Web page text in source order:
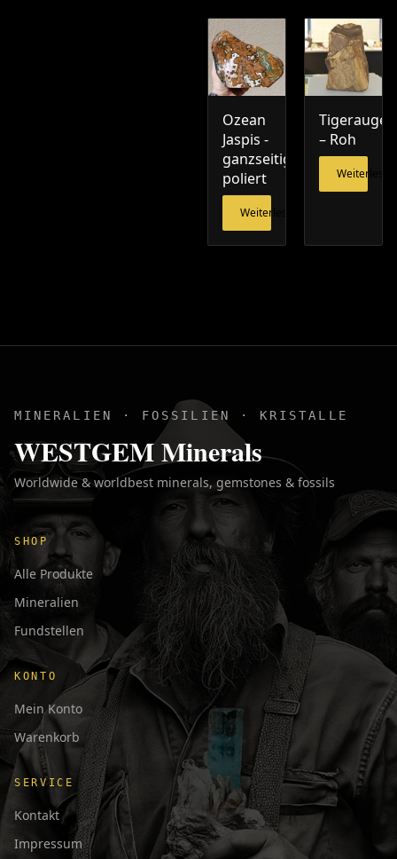
Ozean
Jaspis -
ganzseitig
poliert
Weiterlesen
Tigerauge
– Roh
Weiterlesen
MINERALIEN · FOSSILIEN · KRISTALLE
WESTGEM Minerals
Worldwide & worldbest minerals, gemstones & fossils
SHOP
Alle Produkte
Mineralien
Fundstellen
KONTO
Mein Konto
Warenkorb
SERVICE
Kontakt
Impressum